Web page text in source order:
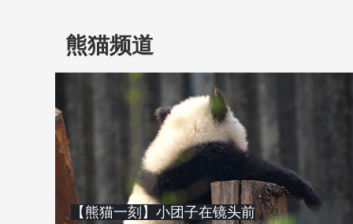
熊猫频道
【熊猫一刻】小团子在镜头前